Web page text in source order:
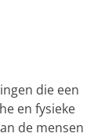
die een
en fysieke
de mensen